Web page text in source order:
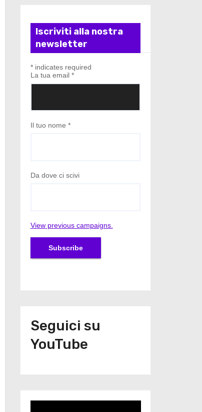
Iscriviti alla nostra
newsletter
*indicates required
La tua email *
Il tuo nome *
Da dove ci scivi
View previous campaigns.
Seguici su
YouTube